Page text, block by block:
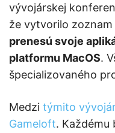
vývojárskej
že vytvorilo
prenesú svoje
platformu MacOS.
špecializovaného
Medzi týmito
Gameloft. Každému